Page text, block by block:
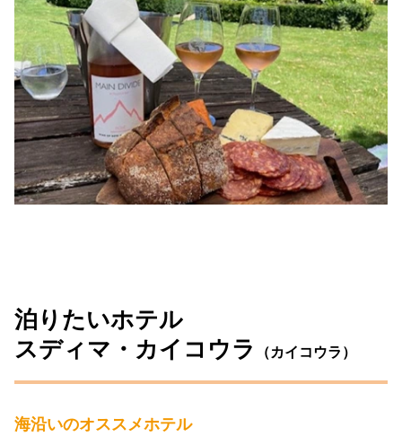
泊りたいホテル
スディマ・カイコウラ
（カイコウラ）
海沿いのオススメホテル